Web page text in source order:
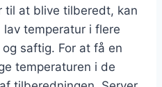
til at blive tilberedt, kan
temperatur i flere
saftig. For at få en
temperaturen i de